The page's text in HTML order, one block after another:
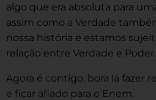
algo que era absoluta para
assim como a Verdade
nossa história e estamos
relação entre Verdade e Poder.
Agora é contigo, bora lá fazer
e ficar afiado para o Enem.